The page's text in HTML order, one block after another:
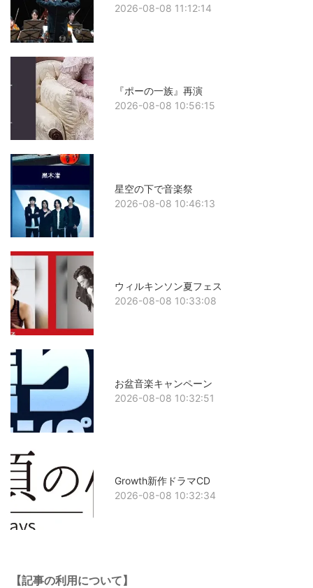
2026-08-08 11:12:14
『ポーの一族』再演
2026-08-08 10:56:15
星空の下で音楽祭
2026-08-08 10:46:13
ウィルキンソン夏フェス
2026-08-08 10:33:08
お盆音楽キャンペーン
2026-08-08 10:32:51
Growth新作ドラマCD
2026-08-08 10:32:34
【記事の利用について】